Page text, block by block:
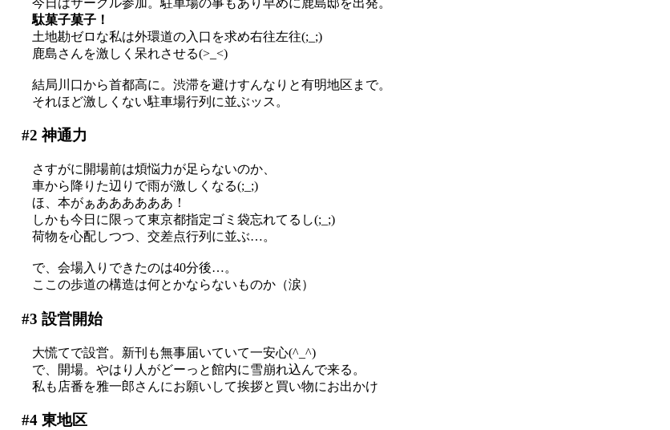
駄菓子菓子！
土地勘ゼロな私は外環道の入口を求め右往左往(;_;)
鹿島さんを激しく呆れさせる(>_<)
結局川口から首都高に。渋滞を避けすんなりと有明地区まで。
それほど激しくない駐車場行列に並ぶッス。
#2 神通力
さすがに開場前は煩悩力が足らないのか、
車から降りた辺りで雨が激しくなる(;_;)
ほ、本がぁああああああ！
しかも今日に限って東京都指定ゴミ袋忘れてるし(;_;)
荷物を心配しつつ、交差点行列に並ぶ…。
で、会場入りできたのは40分後…。
ここの歩道の構造は何とかならないものか（涙）
#3 設営開始
大慌てで設営。新刊も無事届いていて一安心(^_^)
で、開場。やはり人がどーっと館内に雪崩れ込んで来る。
私も店番を雅一郎さんにお願いして挨拶と買い物にお出かけ
#4東地区